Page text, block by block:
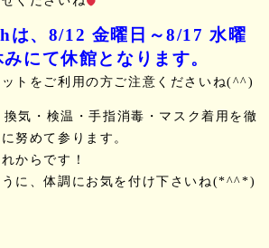
、8/12 金曜日～8/17 水曜
にて休館となります。
トをご利用の方ご注意くださいね(^^)
気・検温・手指消毒・マスク着用を徹
努めて参ります。
からです！
に、体調にお気を付け下さいね(*^^*)